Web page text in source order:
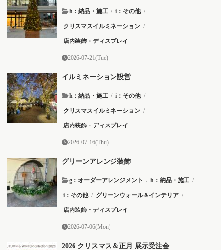
h：納品・施工 / i：その他 /
クリスマスイルミネーション /
店内装飾・ディスプレイ
2026-07-21(Tue)
イルミネーション設営
h：納品・施工 / i：その他 /
クリスマスイルミネーション /
店内装飾・ディスプレイ
2026-07-16(Thu)
グリーンアレンジ装飾
g：オーダーアレンジメント / h：納品・施工 /
i：その他 / グリーンウォール＆インテリア /
店内装飾・ディスプレイ
2026-07-06(Mon)
2026 クリスマス＆正月 展示受注会